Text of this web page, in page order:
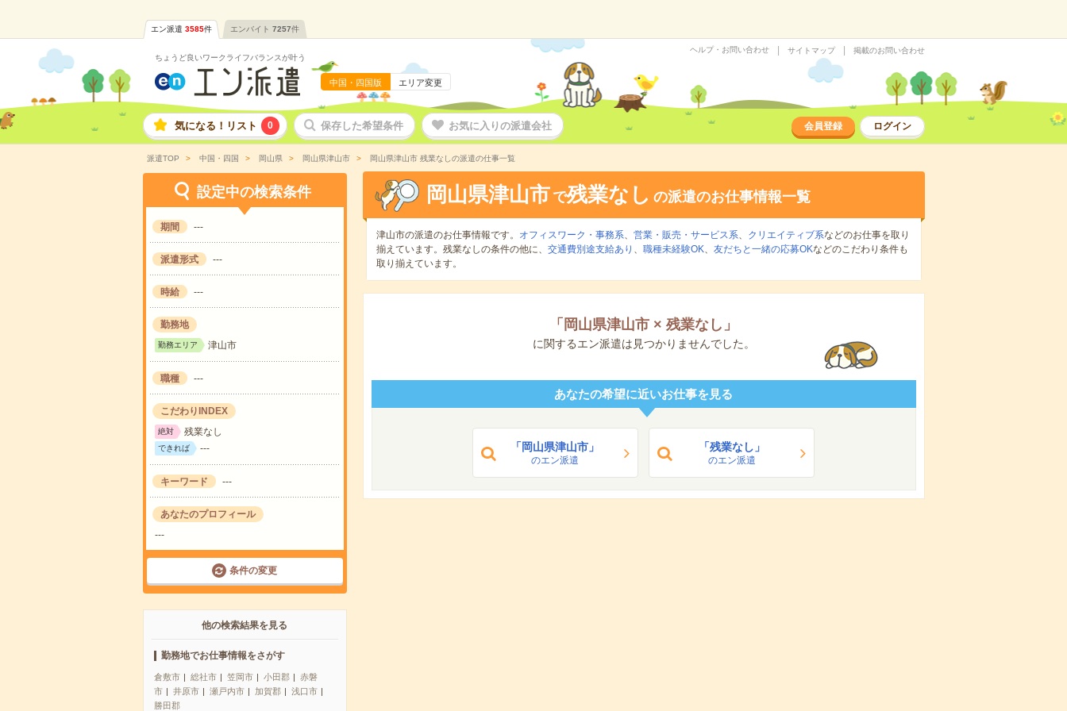
エン派遣 3585件 エンバイト 7257件
ちょうど良いワークライフバランスが叶う
中国・四国版 エリア変更
ヘルプ・お問い合わせ サイトマップ 掲載のお問い合わせ
気になる！リスト 0 保存した希望条件 お気に入りの派遣会社 会員登録 ログイン
派遣TOP 中国・四国 岡山県 岡山県津山市 岡山県津山市 残業なしの派遣の仕事一覧
設定中の検索条件
期間 ---
派遣形式 ---
時給 ---
勤務地
勤務エリア 津山市
職種 ---
こだわりINDEX
絶対 残業なし
できれば ---
キーワード ---
あなたのプロフィール
---
条件の変更
他の検索結果を見る
勤務地でお仕事情報をさがす
倉敷市 総社市 笠岡市 小田郡
赤磐
市
井原市 瀬戸内市 加賀郡
浅口市
勝田郡
岡山県津山市 で残業なし の派遣のお仕事情報一覧
津山市の派遣のお仕事情報です。 オフィスワーク・事務系、 営業・販売・サービス系、 クリエイティブ系などのお仕事を取り
揃えています。残業なしの条件の他に、 交通費別途支給あり 、 職種未経験OK、 友だちと一緒の応募OKなどのこだわり条件も
取り揃えています。
「 岡山県津山市 × 残業なし 」
に関するエン派遣は見つかりませんでした。
あなたの希望に近いお仕事を見る
「岡山県津山市」
のエン派遣
「残業なし」
のエン派遣